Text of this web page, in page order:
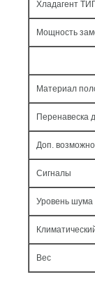
Хладагент
Мощность
Материал
Перенавеска
Доп.
Сигналы
Уровень шума
Вес